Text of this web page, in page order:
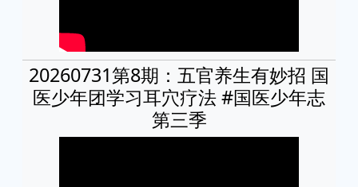
20260731第8期：五官养生有妙招 国
医少年团学习耳穴疗法 #国医少年志
第三季